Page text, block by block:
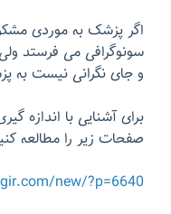
اگر پزشک به موردی
و جای نگرانی نیست به
برای آشنایی با اندازه
صفحات زیر را مطالعه
new/?p=6640